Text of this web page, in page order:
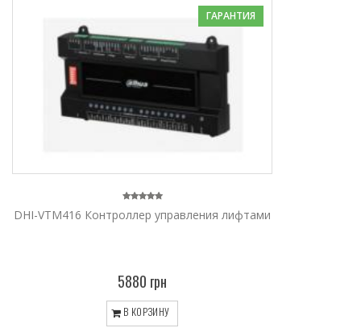
ГАРАНТИЯ
DHI-VTM416 Контроллер управления лифтами
5880 грн
В КОРЗИНУ